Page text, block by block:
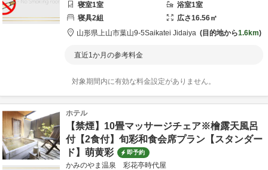
寝室1室 浴室1室
寝具2組 広さ16.56㎡
山形県上山市葉山9-5Saikatei Jidaiya 目的地から1.6km
直近1か月の参考料金
対象期間内に有効な料金設定がありません。
ホテル
【禁煙】10畳マッサージチェア※檜露天風呂
付【2食付】旬彩和食会席プラン【スタンダー
ド】萌黄彩
即予約
かみのやま温泉 彩花亭時代屋